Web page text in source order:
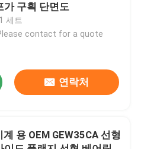
가 구획 단면도
세트
contact for a quote
연락처
계 용 OEM GEW35CA 선형